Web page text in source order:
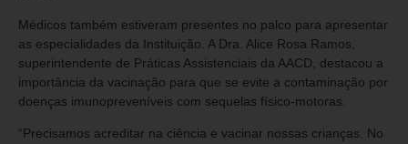
Médicos também estiveram presentes no palco para apresentar
as especialidades da Instituição. A Dra. Alice Rosa Ramos,
superintendente de Práticas Assistenciais da AACD, destacou a
importância da vacinação para que se evite a contaminação por
doenças imunopreveníveis com sequelas físico-motoras.
“Precisamos acreditar na ciência e vacinar nossas crianças. No